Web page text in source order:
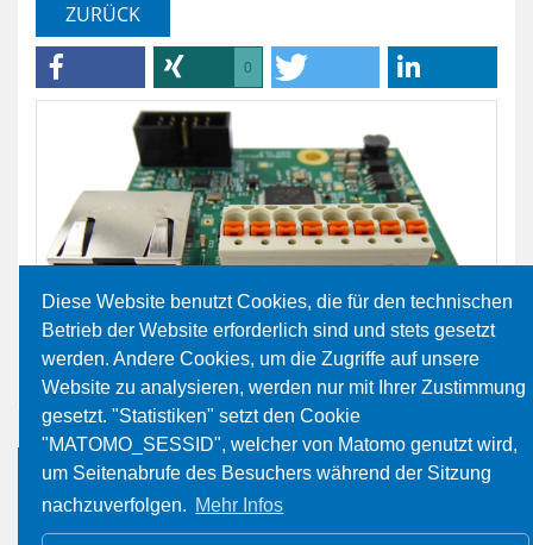
Diese Website benutzt Cookies, die für den technischen
Betrieb der Website erforderlich sind und stets gesetzt
werden. Andere Cookies, um die Zugriffe auf unsere
Website zu analysieren, werden nur mit Ihrer Zustimmung
gesetzt. "Statistiken" setzt den Cookie
"MATOMO_SESSID", welcher von Matomo genutzt wird,
um Seitenabrufe des Besuchers während der Sitzung
nachzuverfolgen. Mehr Infos
ZURÜCK
0